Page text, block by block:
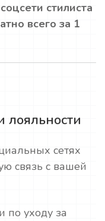
стилиста
всего за 1
лояльности
сетях
связь с вашей
по уходу за